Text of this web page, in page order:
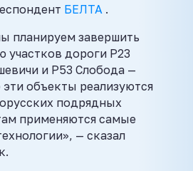
БЕЛТА .
планируем завершить
участков дороги Р23
и Р53 Слобода —
объекты реализуются
подрядных
применяются самые
— сказал